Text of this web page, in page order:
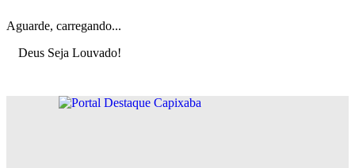
Aguarde, carregando...
Deus Seja Louvado!